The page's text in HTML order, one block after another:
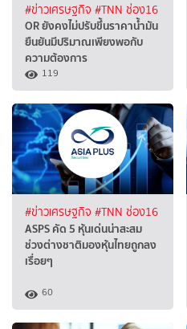
#ข่าวเศรษฐกิจ #TNN ช่อง16
OR ยังคงไม่ปรับขึ้นราคาน้ำมัน
ยืนยันมีปริมาณเพียงพอกับ
ความต้องการ
119
#ข่าวเศรษฐกิจ #TNN ช่อง16
ASPS คัด 5 หุ้นเด่นน่าสะสม
ช่วงต่างชาติมองหุ้นไทยถูกลง
เรื่อยๆ
60